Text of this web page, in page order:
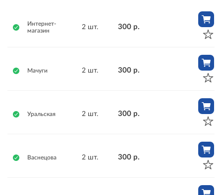
Интернет-
магазин
2 шт. 300 р.
Мачуги 2 шт. 300 р.
Уральская 2 шт. 300 р.
Васнецова 2 шт. 300 р.